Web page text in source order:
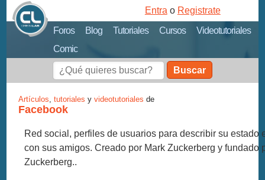
Foros Blog Tutoriales Cursos
Videotutoriales
Comic
Entra o Registrate
Buscar
Artículos,tutoriales yvideotutoriales de
Facebook
Red social, perfiles de usuarios para describir su
con sus amigos. Creado por Mark Zuckerberg y
Zuckerberg..